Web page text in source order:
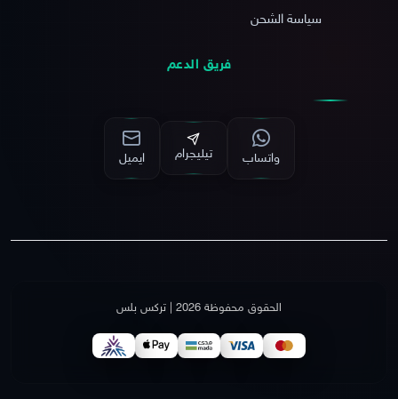
سياسة الشحن
فريق الدعم
واتساب تيليجرام ايميل
الحقوق محفوظة 2026 | تركس بلس